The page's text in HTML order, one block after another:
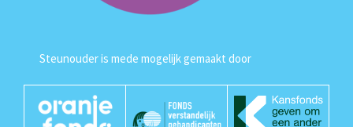
Steunouder is mede mogelijk gemaakt door